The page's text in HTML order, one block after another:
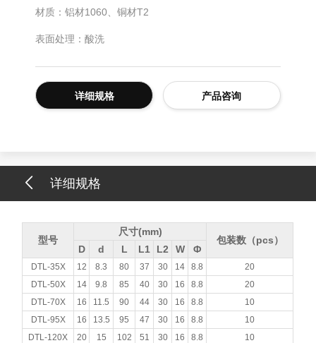
材质：铝材1060、铜材T2
表面处理：酸洗
详细规格 产品咨询
详细规格
型号
尺寸(mm)
包装数（pcs）
D
d L L1 L2 W Φ
DTL-35X 12 8.3 80 37 30 14 8.8
20
DTL-50X
14 9.8 85 40 30 16 8.8
20
DTL-70X
16 11.5 90 44 30 16 8.8
10
DTL-95X
16 13.5 95 47 30 16 8.8
10
DTL-120X
20 15 102 51 30 16 8.8
10